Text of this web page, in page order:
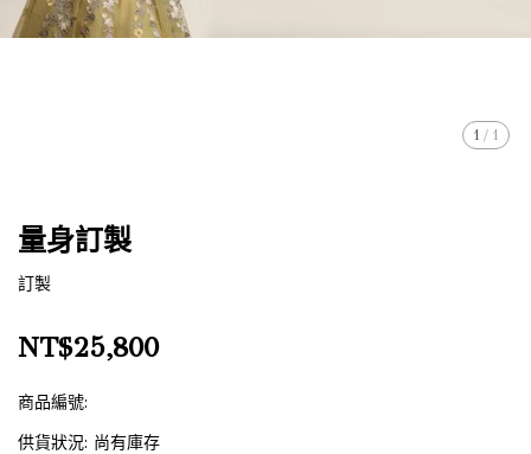
1 / 1
量身訂製
訂製
NT$25,800
商品編號:
供貨狀況: 尚有庫存